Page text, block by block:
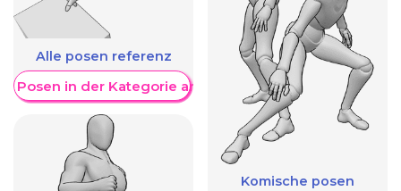
Alle posen referenz
Posen in der Kategorie anzeigen
Komische posen